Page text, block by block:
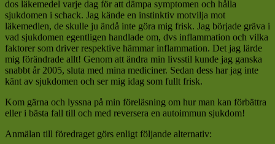
dos läkemedel varje dag för att dämpa symptomen och hålla
sjukdomen i schack. Jag kände en instinktiv motvilja mot
läkemedlen, de skulle ju ändå inte göra mig frisk. Jag började gräva i
vad sjukdomen egentligen handlade om, dvs inflammation och vilka
faktorer som driver respektive hämmar inflammation. Det jag lärde
mig förändrade allt! Genom att ändra min livsstil kunde jag ganska
snabbt år 2005, sluta med mina mediciner. Sedan dess har jag inte
känt av sjukdomen och ser mig idag som fullt frisk.
Kom gärna och lyssna på min föreläsning om hur man kan förbättra
eller i bästa fall till och med reversera en autoimmun sjukdom!
Anmälan till föredraget görs enligt följande alternativ: